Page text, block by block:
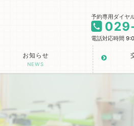
予約専用ダイヤ
電話対応時間
お知らせ
NEWS